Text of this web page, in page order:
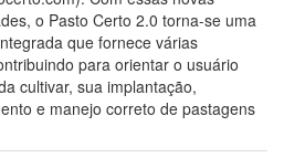
o Pasto Certo 2.0 torna-se uma
que fornece várias
para orientar o usuário
cultivar, sua implantação,
e manejo correto de pastagens